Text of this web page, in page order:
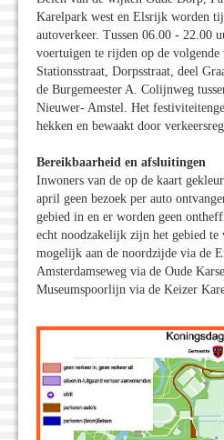
Karelpark west en Elsrĳk worden
autoverkeer. Tussen 06.00 - 22.00
voertuigen te rijden op de volgende
Stationsstraat, Dorpsstraat, deel
de Burgemeester A. Colĳnweg
Nieuwer- Amstel. Het
hekken en bewaakt door
Bereikbaarheid en afsluitingen
Inwoners van de op de kaart
april geen bezoek per auto
gebied in en er worden geen
echt noodzakelĳk zĳn het gebied
mogelĳk aan de noordzĳde via de
Amsterdamseweg via de Oude
Museumspoorlĳn via de Keizer